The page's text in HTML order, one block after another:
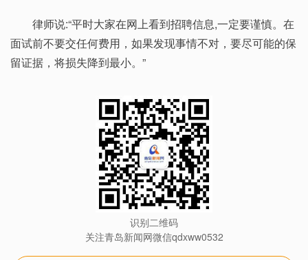
律师说:“平时大家在网上看到招聘信息,一定要谨慎。在
面试前不要交任何费用，如果发现事情不对，要尽可能的保
留证据，将损失降到最小。”
识别二维码
关注青岛新闻网微信qdxww0532